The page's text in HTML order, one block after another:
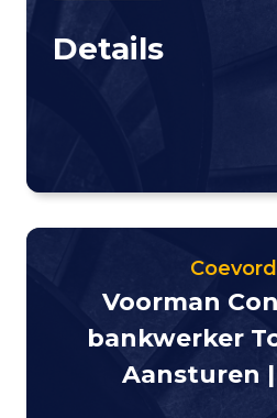
Details
Voorman
Bankwerker
Aansturen